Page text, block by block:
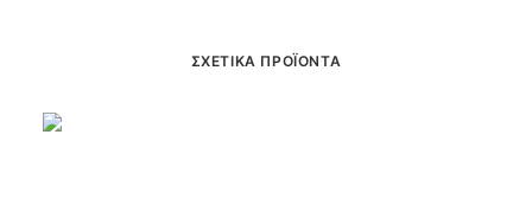
ΣΧΕΤΙΚΆ ΠΡΟΪΌΝΤΑ